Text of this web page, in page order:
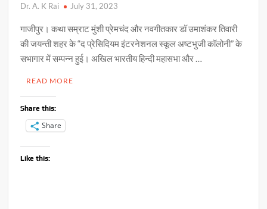
Dr. A. K Rai July 31, 2023
गाजीपुर। कथा सम्राट मुंशी प्रेमचंद और नवगीतकार डॉ उमाशंकर तिवारी
की जयन्ती शहर के “द प्रेसिदियम इंटरनेशनल स्कूल अष्टभुजी कॉलोनी” के
सभागार में सम्पन्न हुई। अखिल भारतीय हिन्दी महासभा और …
READ MORE
Share this:
Share
Like this: